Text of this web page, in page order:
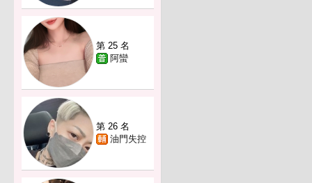
第 25 名
阿蠻
第 26 名
油門失控